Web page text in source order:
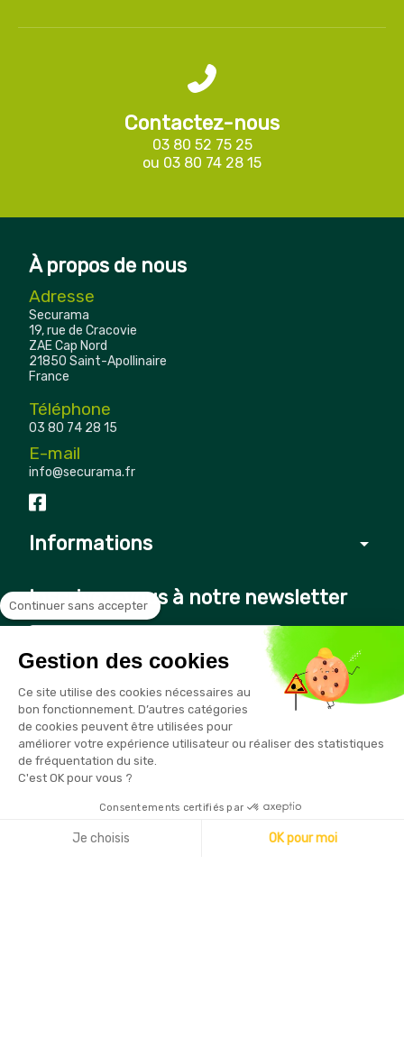
Contactez-nous
03 80 52 75 25
ou 03 80 74 28 15
À propos de nous
Adresse
Securama
19, rue de Cracovie
ZAE Cap Nord
21850 Saint-Apollinaire
France
Téléphone
03 80 74 28 15
E-mail
info@securama.fr
Informations arrow_drop_down
Inscrivez-vous à notre newsletter
Vous pouvez vous désinscrire à tout moment en cliquant sur le
lien présent dans nos emails
Copyright © 2026 - Sécurama
Continuer sans accepter
Gestion des cookies
Ce site utilise des cookies nécessaires au
bon fonctionnement. D’autres catégories
de cookies peuvent être utilisées pour
améliorer votre expérience utilisateur ou réaliser des statistiques
de fréquentation du site.
C'est OK pour vous ?
Consentements certifiés par
Je choisis OK pour moi